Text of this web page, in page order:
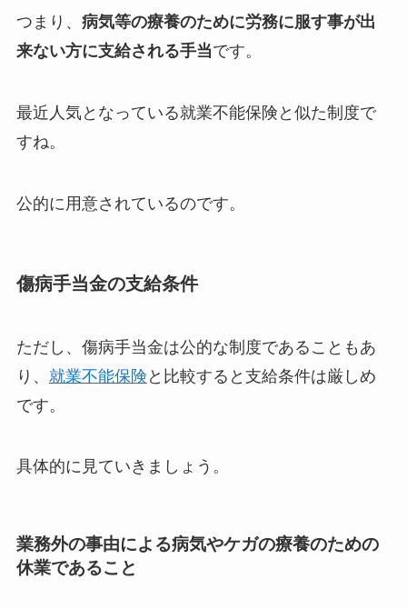
つまり、 病気等の療養のために労務に服す事が出
来ない方に支給される手当です。
最近人気となっている就業不能保険と似た制度で
すね。
公的に用意されているのです。
傷病手当金の支給条件
ただし、傷病手当金は公的な制度であることもあ
り、 就業不能保険 と比較すると支給条件は厳しめ
です。
具体的に見ていきましょう。
業務外の事由による病気やケガの療養のための
休業であること